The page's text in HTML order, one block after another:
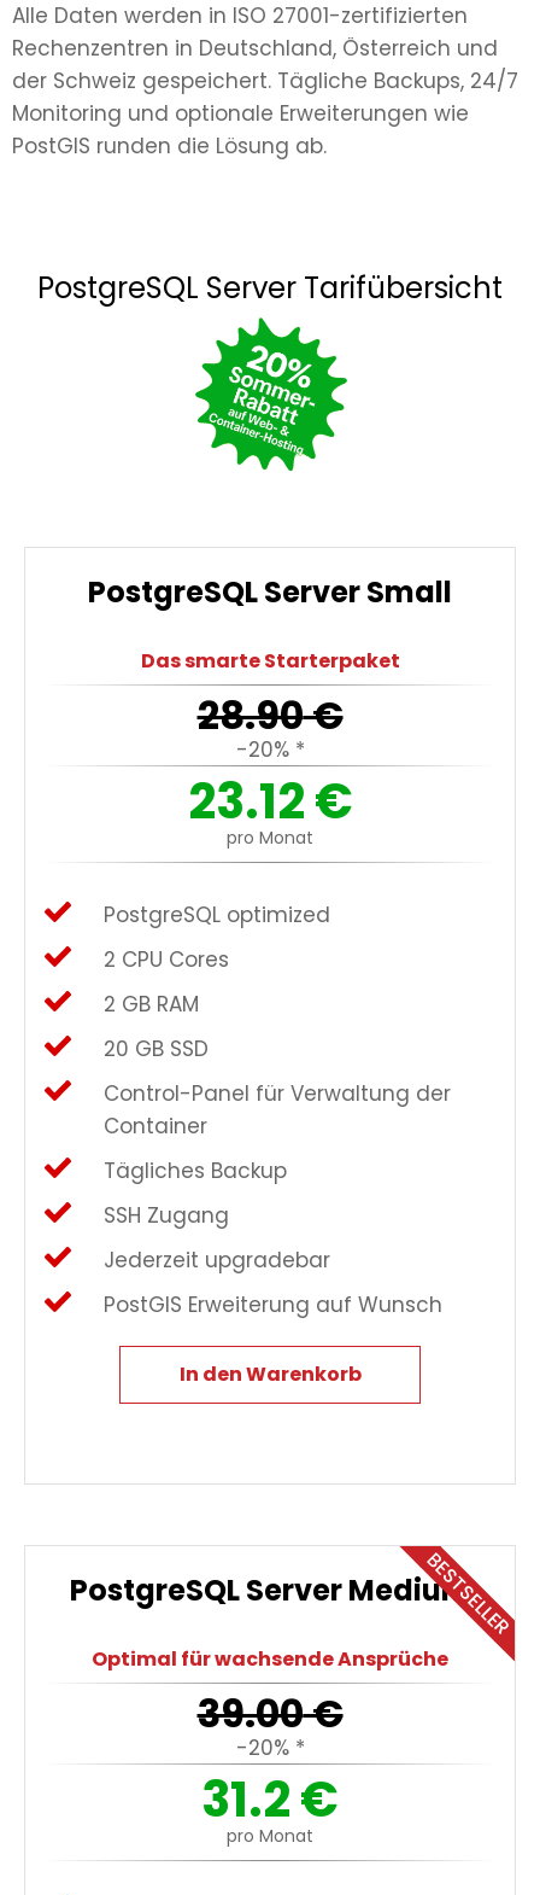
Alle Daten werden in ISO 27001-zertifizierten
Rechenzentren in Deutschland, Österreich und
der Schweiz gespeichert. Tägliche Backups, 24/7
Monitoring und optionale Erweiterungen wie
PostGIS runden die Lösung ab.
PostgreSQL Server Tarifübersicht
PostgreSQL Server Small
Das smarte Starterpaket
28.90€
-20% *
23.12€
pro Monat
PostgreSQL optimized
2 CPU Cores
2 GB RAM
20 GB SSD
Control-Panel für Verwaltung der
Container
Tägliches Backup
SSH Zugang
Jederzeit upgradebar
PostGIS Erweiterung auf Wunsch
In den Warenkorb
BESTSELLER
PostgreSQL Server Medium
Optimal für wachsende Ansprüche
39.00€
-20% *
31.2€
pro Monat